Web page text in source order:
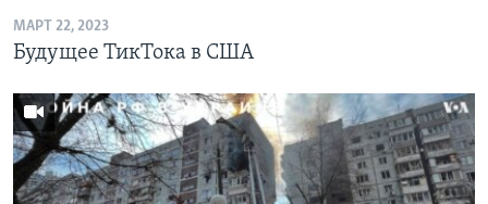
МАРТ 22, 2023
Будущее ТикТока в США